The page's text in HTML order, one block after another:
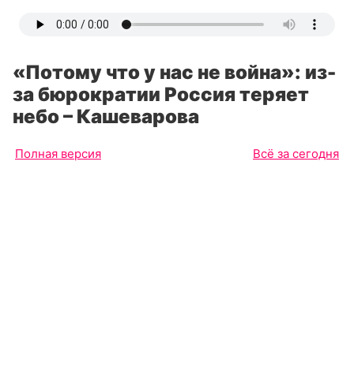
«Потому что у нас не война»: из-
за бюрократии Россия теряет
небо – Кашеварова
Полная версия Всё за сегодня